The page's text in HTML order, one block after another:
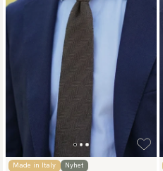
Made in Italy Nyhet